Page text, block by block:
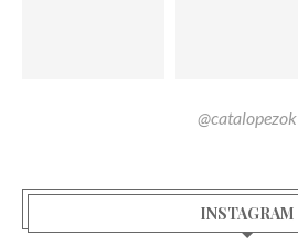
@catalopezok
INSTAGRAM